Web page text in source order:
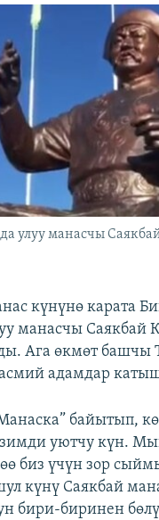
сайттары
улуу манасчы
күнүнө карата
манасчы Саякбай
Ага өкмөт башчы
адамдар
байытып,
уютчу күн.
биз үчүн зор
күнү Саякбай
бири-биринен